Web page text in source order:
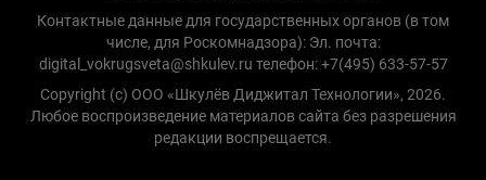
Контактные данные для государственных органов (в том
числе, для Роскомнадзора): Эл. почта:
digital_vokrugsveta@shkulev.ru телефон: +7(495) 633-57-57
Copyright (с) ООО «Шкулёв Диджитал Технологии», 2026.
Любое воспроизведение материалов сайта без разрешения
редакции воспрещается.